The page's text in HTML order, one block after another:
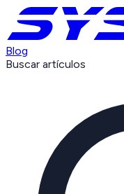
Blog
Buscar artículos